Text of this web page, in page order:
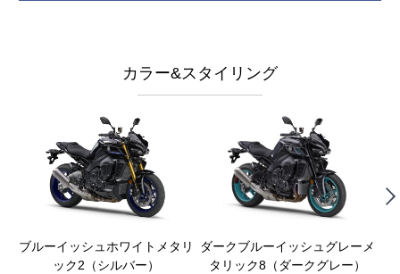
カラー&スタイリング
ブルーイッシュホワイトメタリ
ック2（シルバー）
ダークブルーイッシュグレーメ
タリック8（ダークグレー）